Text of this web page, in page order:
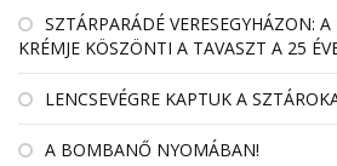
SZTÁRPARÁDÉ VERESEGYHÁZON:
KRÉMJE KÖSZÖNTI A TAVASZT A 25
LENCSEVÉGRE KAPTUK A
A BOMBANŐ NYOMÁBAN!